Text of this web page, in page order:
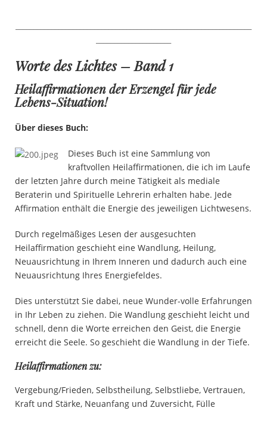
Worte des Lichtes – Band 1
Heilaffirmationen der Erzengel für jede
Lebens-Situation!
Über dieses Buch:
Dieses Buch ist eine Sammlung von
kraftvollen Heilaffirmationen, die ich im Laufe
der letzten Jahre durch meine Tätigkeit als mediale
Beraterin und Spirituelle Lehrerin erhalten habe. Jede
Affirmation enthält die Energie des jeweiligen Lichtwesens.
Durch regelmäßiges Lesen der ausgesuchten
Heilaffirmation geschieht eine Wandlung, Heilung,
Neuausrichtung in Ihrem Inneren und dadurch auch eine
Neuausrichtung Ihres Energiefeldes.
Dies unterstützt Sie dabei, neue Wunder-volle Erfahrungen
in Ihr Leben zu ziehen. Die Wandlung geschieht leicht und
schnell, denn die Worte erreichen den Geist, die Energie
erreicht die Seele. So geschieht die Wandlung in der Tiefe.
Heilaffirmationen zu:
Vergebung/Frieden, Selbstheilung, Selbstliebe, Vertrauen,
Kraft und Stärke, Neuanfang und Zuversicht, Fülle